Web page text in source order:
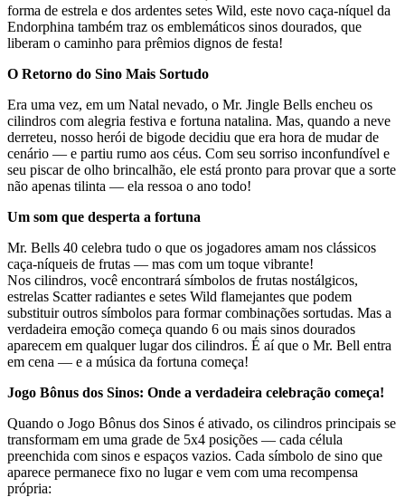
forma de estrela e dos ardentes setes Wild, este novo caça-níquel da
Endorphina também traz os emblemáticos sinos dourados, que
liberam o caminho para prêmios dignos de festa!
O Retorno do Sino Mais Sortudo
Era uma vez, em um Natal nevado, o Mr. Jingle Bells encheu os
cilindros com alegria festiva e fortuna natalina. Mas, quando a neve
derreteu, nosso herói de bigode decidiu que era hora de mudar de
cenário — e partiu rumo aos céus. Com seu sorriso inconfundível e
seu piscar de olho brincalhão, ele está pronto para provar que a sorte
não apenas tilinta — ela ressoa o ano todo!
Um som que desperta a fortuna
Mr. Bells 40 celebra tudo o que os jogadores amam nos clássicos
caça-níqueis de frutas — mas com um toque vibrante!
Nos cilindros, você encontrará símbolos de frutas nostálgicos,
estrelas Scatter radiantes e setes Wild flamejantes que podem
substituir outros símbolos para formar combinações sortudas. Mas a
verdadeira emoção começa quando 6 ou mais sinos dourados
aparecem em qualquer lugar dos cilindros. É aí que o Mr. Bell entra
em cena — e a música da fortuna começa!
Jogo Bônus dos Sinos: Onde a verdadeira celebração começa!
Quando o Jogo Bônus dos Sinos é ativado, os cilindros principais se
transformam em uma grade de 5x4 posições — cada célula
preenchida com sinos e espaços vazios. Cada símbolo de sino que
aparece permanece fixo no lugar e vem com uma recompensa
própria: